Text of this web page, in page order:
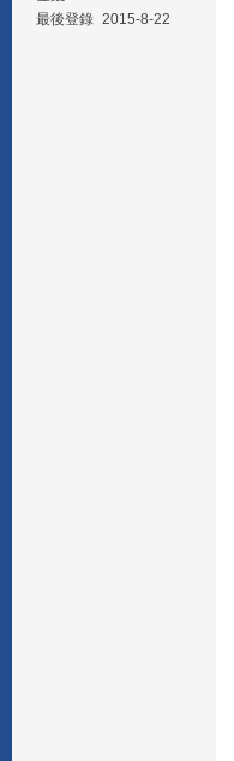
最後登錄 2015-8-22